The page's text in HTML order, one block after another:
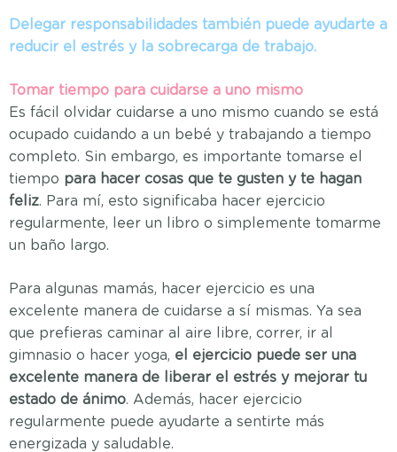
Delegar responsabilidades también puede ayudarte a
reducir el estrés y la sobrecarga de trabajo.
Tomar tiempo para cuidarse a uno mismo
Es fácil olvidar cuidarse a uno mismo cuando se está
ocupado cuidando a un bebé y trabajando a tiempo
completo. Sin embargo, es importante tomarse el
tiempo para hacer cosas que te gusten y te hagan
feliz. Para mí, esto significaba hacer ejercicio
regularmente, leer un libro o simplemente tomarme
un baño largo.
Para algunas mamás, hacer ejercicio es una
excelente manera de cuidarse a sí mismas. Ya sea
que prefieras caminar al aire libre, correr, ir al
gimnasio o hacer yoga, el ejercicio puede ser una
excelente manera de liberar el estrés y mejorar tu
estado de ánimo. Además, hacer ejercicio
regularmente puede ayudarte a sentirte más
energizada y saludable.